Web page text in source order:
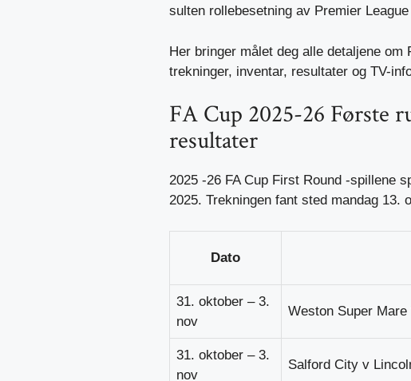
sulten rollebesetning av Premier
Her bringer målet deg alle detaljene om
trekninger, inventar, resultater og TV-
FA Cup 2025-26 Første
resultater
2025 -26 FA Cup First Round -spillene
2025. Trekningen fant sted mandag 13.
Dato
31. oktober – 3.
nov
Weston Super Mare
31. oktober – 3.
nov
Salford City v